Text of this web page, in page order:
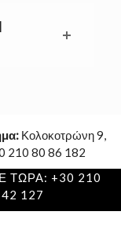
Κολοκοτρώνη 9,
210 80 86 182
ΤΩΡΑ: +30 210
127